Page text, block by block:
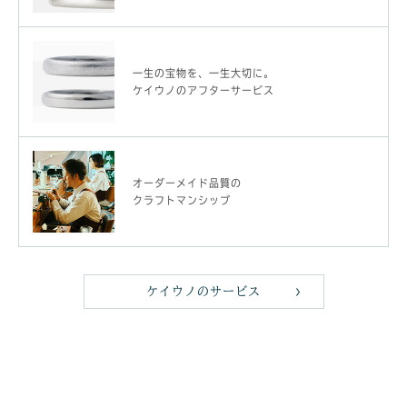
一生の宝物を、一生大切に。
ケイウノのアフターサービス
オーダーメイド品質の
クラフトマンシップ
ケイウノのサービス